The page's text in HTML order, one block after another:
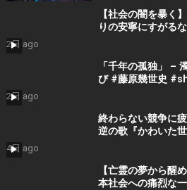
【社会の闇を暴く
りの安寧にすがる
2日 ago
「千年の孤独」 –
び #藤原幾世史
2日 ago
終わらない競争に
逆の歌『かわいた
4日 ago
【亡霊の夢から醒
本社会への痛烈な